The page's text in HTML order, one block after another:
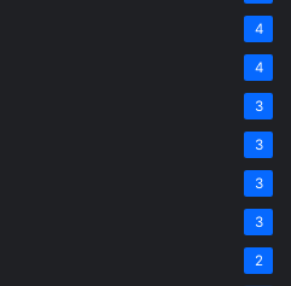
4
4
3
3
3
3
2